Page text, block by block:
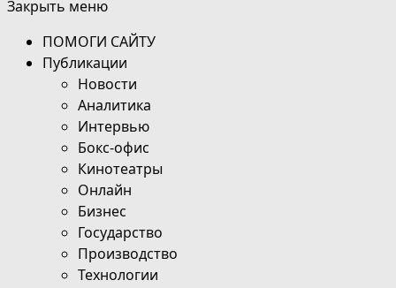
Закрыть меню
ПОМОГИ САЙТУ
Публикации
Новости
Аналитика
Интервью
Бокс-офис
Кинотеатры
Онлайн
Бизнес
Государство
Производство
Технологии